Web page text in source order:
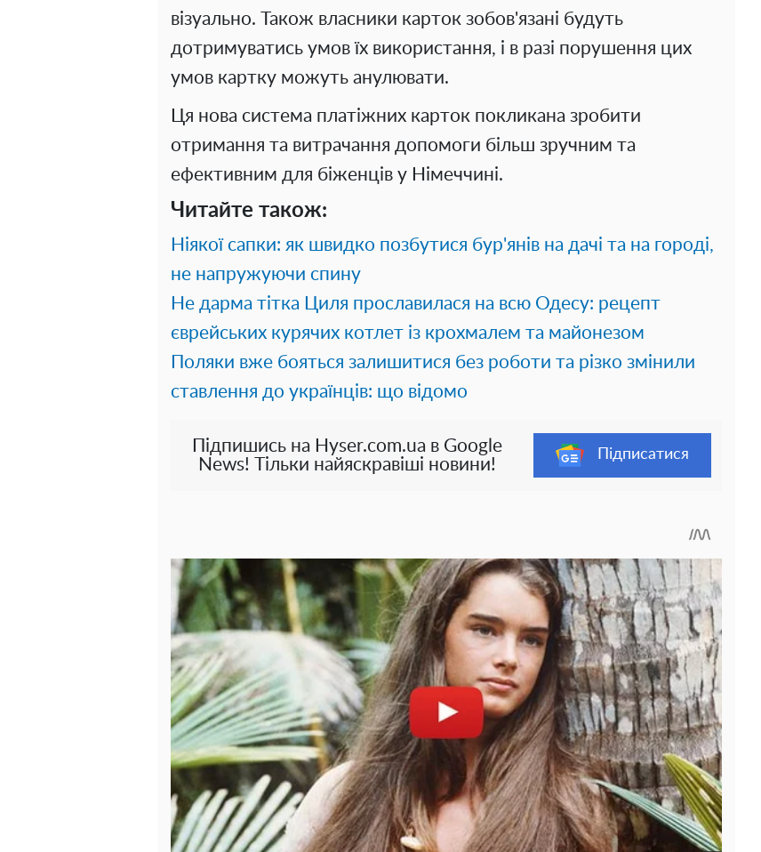
візуально. Також власники карток зобов'язані будуть
дотримуватись умов їх використання, і в разі порушення цих
умов картку можуть анулювати.
Ця нова система платіжних карток покликана зробити
отримання та витрачання допомоги більш зручним та
ефективним для біженців у Німеччині.
Читайте також:
Ніякої сапки: як швидко позбутися бур'янів на дачі та на городі,
не напружуючи спину
Не дарма тітка Циля прославилася на всю Одесу: рецепт
єврейських курячих котлет із крохмалем та майонезом
Поляки вже бояться залишитися без роботи та різко змінили
ставлення до українців: що відомо
Підпишись на Hyser.com.ua в Google
News! Тільки найяскравіші новини!
Підписатися